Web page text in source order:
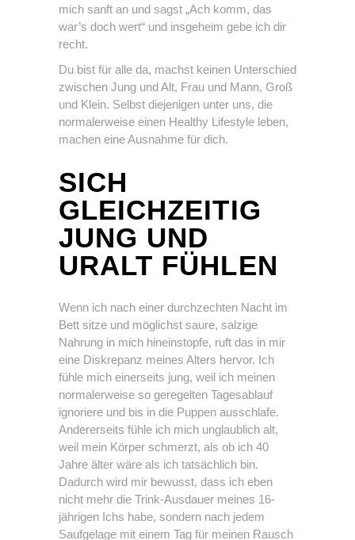
mich sanft an und sagst „Ach komm, das
war’s doch wert“ und insgeheim gebe ich dir
recht.
Du bist für alle da, machst keinen Unterschied
zwischen Jung und Alt, Frau und Mann, Groß
und Klein. Selbst diejenigen unter uns, die
normalerweise einen Healthy Lifestyle leben,
machen eine Ausnahme für dich.
SICH
GLEICHZEITIG
JUNG UND
URALT FÜHLEN
Wenn ich nach einer durchzechten Nacht im
Bett sitze und möglichst saure, salzige
Nahrung in mich hineinstopfe, ruft das in mir
eine Diskrepanz meines Alters hervor. Ich
fühle mich einerseits jung, weil ich meinen
normalerweise so geregelten Tagesablauf
ignoriere und bis in die Puppen ausschlafe.
Andererseits fühle ich mich unglaublich alt,
weil mein Körper schmerzt, als ob ich 40
Jahre älter wäre als ich tatsächlich bin.
Dadurch wird mir bewusst, dass ich eben
nicht mehr die Trink-Ausdauer meines 16-
jährigen Ichs habe, sondern nach jedem
Saufgelage mit einem Tag für meinen Rausch